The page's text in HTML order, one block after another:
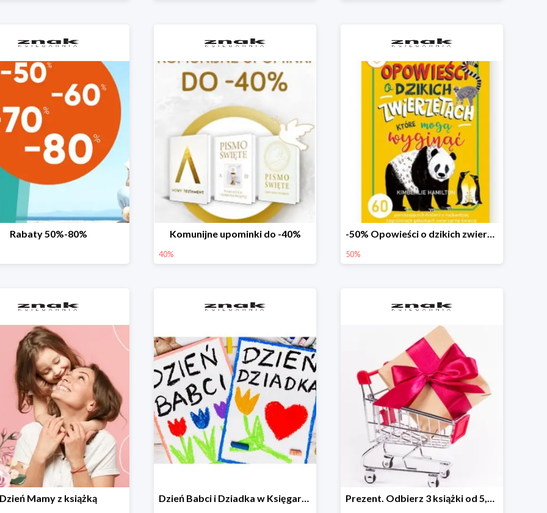
Rabaty 50%-80% Komunijne upominki do -40%
40%
-50% Opowieści o dzikich zwierzętach
50%
Dzień Mamy z książką Dzień Babci i Dziadka w Księgarni Znak do -40% Prezent. Odbierz 3 książki od 5,90zł